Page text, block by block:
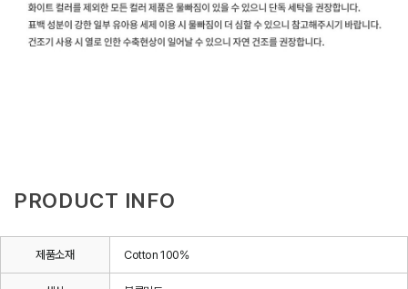
PRODUCT INFO
제품소재 Cotton 100%